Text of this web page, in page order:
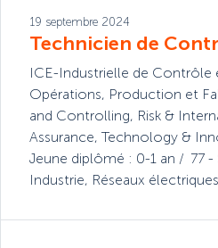
19 septembre 2024
Technicien de
ICE-Industrielle de Contrôle
Opérations, Production et
and Controlling, Risk &
Assurance, Technology &
Jeune diplômé : 0-1 an
77
Industrie, Réseaux